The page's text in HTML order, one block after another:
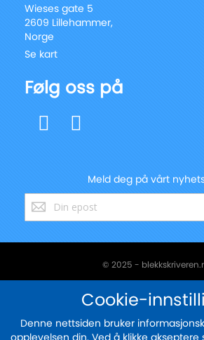
Wieses gate 5
2609 Lillehammer,
Norge
Se kart
Følg oss på
Meld deg på vårt
Registrer
deg
vårt
© 2025 -
Cookie-
Denne nettsiden bruker
opplevelsen din. Ved å klikke